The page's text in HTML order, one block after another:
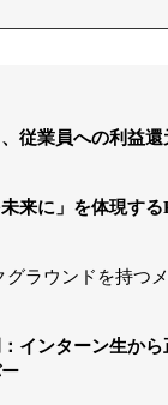
従業員への利益
未来に」を体現す
グラウンドを持つ
インターン生か